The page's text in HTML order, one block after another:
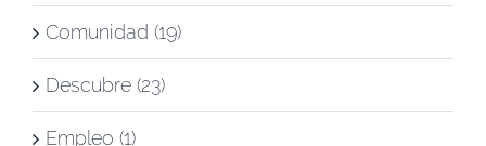
Comunidad (19)
Descubre (23)
Empleo (1)